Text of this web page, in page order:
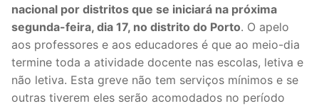
nacional por distritos que se iniciará na próxima
segunda-feira, dia 17, no distrito do Porto. O apelo
aos professores e aos educadores é que ao meio-dia
termine toda a atividade docente nas escolas, letiva e
não letiva. Esta greve não tem serviços mínimos e se
outras tiverem eles serão acomodados no período